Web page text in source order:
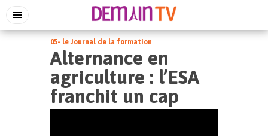
05- le Journal de la formation
Alternance en
agriculture : l’ESA
franchit un cap